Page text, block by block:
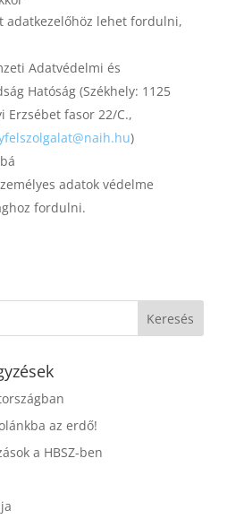
adatkezelőhöz lehet fordulni,
Adatvédelmi és
Hatóság (Székhely: 1125
Erzsébet fasor 22/C.,
)
adatok védelme
fordulni.
az erdő!
a HBSZ-ben